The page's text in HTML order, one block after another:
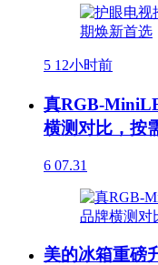
5 12小时前
真RGB-
横测对比，按
6 07.31
美的冰箱重磅